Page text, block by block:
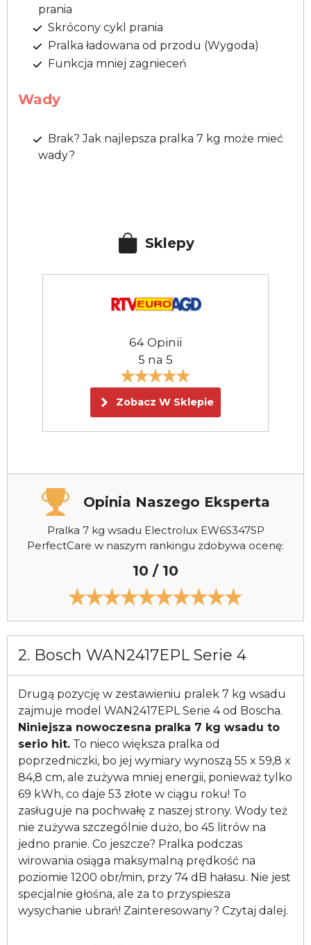
prania
Skrócony cykl prania
Pralka ładowana od przodu (Wygoda)
Funkcja mniej zagnieceń
Wady
Brak? Jak najlepsza pralka 7 kg może mieć
wady?
Sklepy
64 Opinii
5 na 5
Zobacz W Sklepie
Opinia Naszego Eksperta
Pralka 7 kg wsadu Electrolux EW6S347SP
PerfectCare w naszym rankingu zdobywa ocenę:
10 / 10
2. Bosch WAN2417EPL Serie 4
Drugą pozycję w zestawieniu pralek 7 kg wsadu
zajmuje model WAN2417EPL Serie 4 od Boscha.
Niniejsza nowoczesna pralka 7 kg wsadu to
serio hit. To nieco większa pralka od
poprzedniczki, bo jej wymiary wynoszą 55 x 59,8 x
84,8 cm, ale zużywa mniej energii, ponieważ tylko
69 kWh, co daje 53 złote w ciągu roku! To
zasługuje na pochwałę z naszej strony. Wody też
nie zużywa szczególnie dużo, bo 45 litrów na
jedno pranie. Co jeszcze? Pralka podczas
wirowania osiąga maksymalną prędkość na
poziomie 1200 obr/min, przy 74 dB hałasu. Nie jest
specjalnie głośna, ale za to przyspiesza
wysychanie ubrań! Zainteresowany? Czytaj dalej.